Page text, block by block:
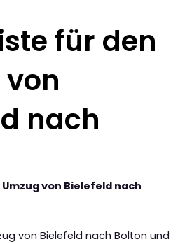
für den
nach
von Bielefeld nach
von Bielefeld nach Bolton und